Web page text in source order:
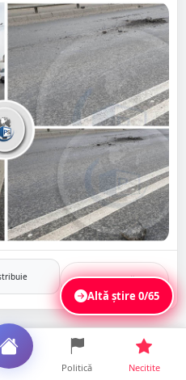
Salvează
Altă știre0/65
Politică Necitite